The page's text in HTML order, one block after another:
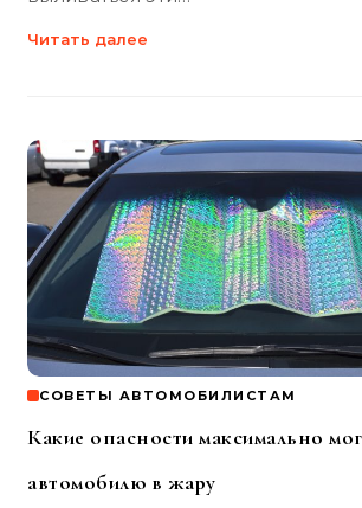
Читать далее
СОВЕТЫ АВТОМОБИЛИСТАМ
Какие опасности максимально
автомобилю в жару